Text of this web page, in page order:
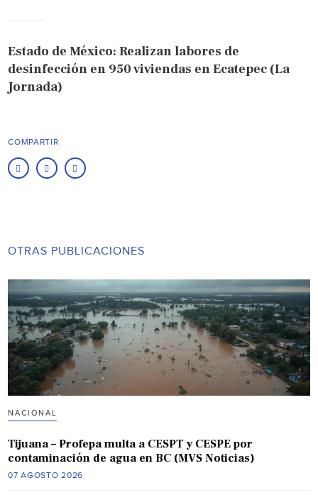
Estado de México: Realizan labores de
desinfección en 950 viviendas en Ecatepec (La
Jornada)
COMPARTIR
OTRAS PUBLICACIONES
NACIONAL
Tijuana – Profepa multa a CESPT y CESPE por
contaminación de agua en BC (MVS Noticias)
07 AGOSTO 2026